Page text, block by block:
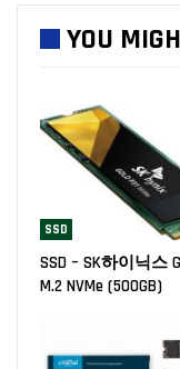
YOU
SSD
SSD – SK하이닉스
M.2 NVMe (500GB)